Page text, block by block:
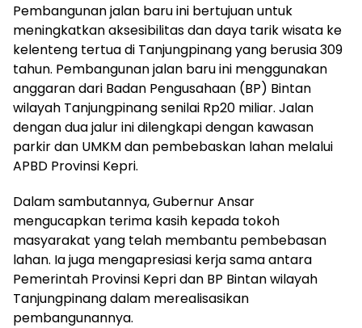
Pembangunan jalan baru ini bertujuan untuk
meningkatkan aksesibilitas dan daya tarik wisata ke
kelenteng tertua di Tanjungpinang yang berusia 309
tahun. Pembangunan jalan baru ini menggunakan
anggaran dari Badan Pengusahaan (BP) Bintan
wilayah Tanjungpinang senilai Rp20 miliar. Jalan
dengan dua jalur ini dilengkapi dengan kawasan
parkir dan UMKM dan pembebaskan lahan melalui
APBD Provinsi Kepri.
Dalam sambutannya, Gubernur Ansar
mengucapkan terima kasih kepada tokoh
masyarakat yang telah membantu pembebasan
lahan. Ia juga mengapresiasi kerja sama antara
Pemerintah Provinsi Kepri dan BP Bintan wilayah
Tanjungpinang dalam merealisasikan
pembangunannya.